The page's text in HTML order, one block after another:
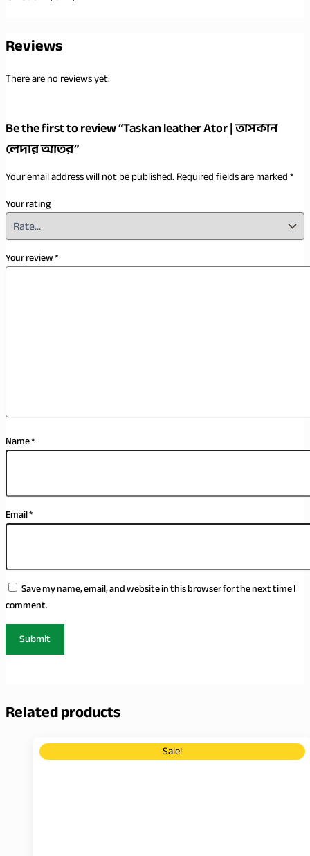
Reviews
There are no reviews yet.
Be the first to review “Taskan leather Ator | তাসকান
লেদার আতর”
Your email address will not be published.Required fields are marked*
Your rating
Your review*
Name*
Email*
Save my name, email, and website in this browser for the next time I
comment.
Related products
Sale!